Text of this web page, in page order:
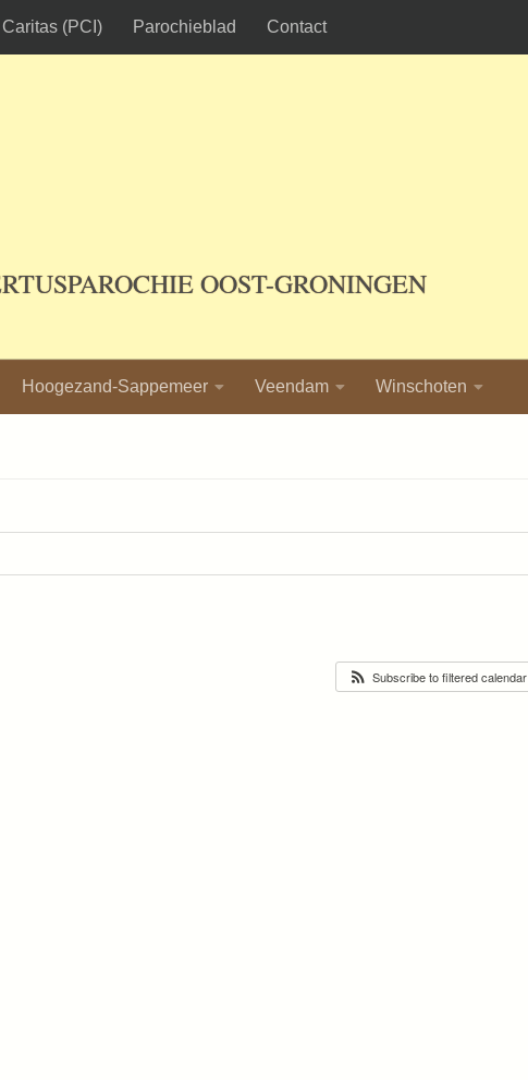
Caritas (PCI) Parochieblad Contact
OOST-GRONINGEN
Hoogezand-Sappemeer Veendam Winschoten
Subscribe to filtered calendar